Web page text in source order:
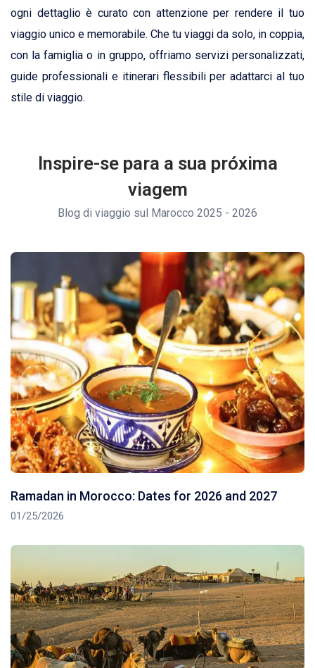
ogni dettaglio è curato con attenzione per rendere il tuo
viaggio unico e memorabile. Che tu viaggi da solo, in coppia,
con la famiglia o in gruppo, offriamo servizi personalizzati,
guide professionali e itinerari flessibili per adattarci al tuo
stile di viaggio.
Inspire-se para a sua próxima
viagem
Blog di viaggio sul Marocco 2025 - 2026
Ramadan in Morocco: Dates for 2026 and 2027
01/25/2026